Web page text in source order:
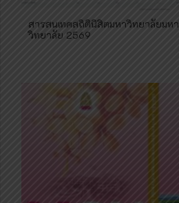
สารสนเทศสถิตินิสิตมหาวิทยาลัยมห
วิทยาลัย 2569